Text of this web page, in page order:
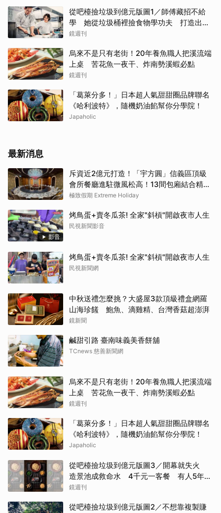
從吧檯撿垃圾到億元版圖1／師傅藏招不給
學 她從垃圾桶裡撿食物學功夫 打造出最
難訂的餐廳
鏡週刊
烏來不是只有老街！20年養魚職人把溪流端
上桌 苦花魚一夜干、炸南勢溪蝦必點
鏡週刊
「葛萊分多！」日本超人氣甜甜圈品牌聯名
《哈利波特》，隨機奶油餡幫你分學院！
Japaholic
最新消息
斥資近2億元打造！「宇方圓」信義區頂級
會所餐廳進駐微風松高！13間包廂結合精緻
粵菜與社交娛樂
極致假期 Extreme Holiday
影音
烤鳥蛋+賣冬瓜茶! 全家"斜槓"開啟夜市人生
民視新聞影音
烤鳥蛋+賣冬瓜茶! 全家"斜槓"開啟夜市人生
民視新聞網
中秋送禮怎麼挑？大盛屋3款頂級禮盒網羅
山海珍饈 鮑魚、滴雞精、台灣香菇超澎湃
鏡新聞
鹹甜引路 臺南味義美香餅舖
TCnews 慈善新聞網
烏來不是只有老街！20年養魚職人把溪流端
上桌 苦花魚一夜干、炸南勢溪蝦必點
鏡週刊
「葛萊分多！」日本超人氣甜甜圈品牌聯名
《哈利波特》，隨機奶油餡幫你分學院！
Japaholic
從吧檯撿垃圾到億元版圖3／開幕就失火
造景池成救命水 4千元一客餐 有人5年吃
了50次
鏡週刊
從吧檯撿垃圾到億元版圖2／不想靠複製賺